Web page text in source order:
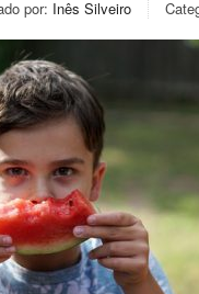
por: Inês Silveiro